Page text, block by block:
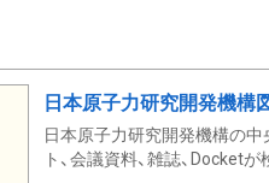
日本原子力研究開発機構
日本原子力研究開発機構の
ト、会議資料、雑誌、Docketが